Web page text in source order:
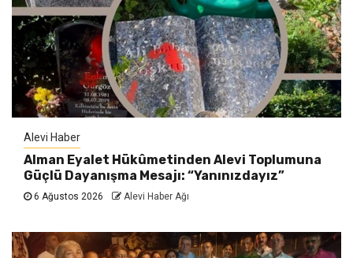
Alevi Haber
Alman Eyalet Hükûmetinden Alevi Toplumuna
Güçlü Dayanışma Mesajı: “Yanınızdayız”
6 Ağustos 2026 Alevi Haber Ağı